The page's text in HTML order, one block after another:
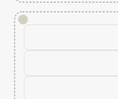
!